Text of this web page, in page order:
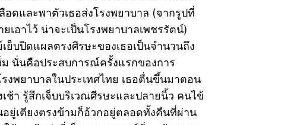
อดและพาตัวเธอส่งโรงพยาบาล (จากรูปที่
ยเอาไว้ น่าจะเป็นโรงพยาบาลเพชรรัตน์)
ย็บปิดแผลตรงศีรษะของเธอเป็นจำนวนถึง
ม นั่นคือประสบการณ์ครั้งแรกของการ
งพยาบาลในประเทศไทย เธอตื่นขึ้นมาตอน
เช้า รู้สึกเจ็บบริเวณศีรษะและปลายนิ้ว คนไข้
ยู่เตียงตรงข้ามก็อ้วกอยู่ตลอดทั้งคืนที่ผ่าน